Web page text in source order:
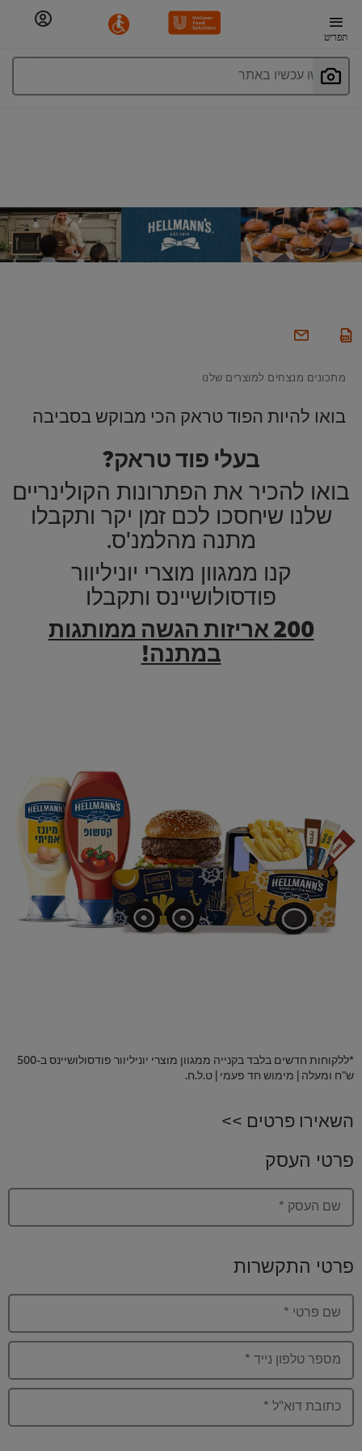
תפריט
חפשו עכשיו באתר
מתכונים מנצחים למוצרים שלנו
בואו להיות הפוד טראק הכי מבוקש בסביבה
בעלי פוד טראק?
בואו להכיר את הפתרונות הקולינריים
שלנו שיחסכו לכם זמן יקר ותקבלו
מתנה מהלמנ'ס.
קנו ממגוון מוצרי יוניליוור
פודסולושיינס ותקבלו
200 אריזות הגשה ממותגות
במתנה!
*ללקוחות חדשים בלבד בקנייה ממגוון מוצרי יוניליוור פודסולושיינס ב-500
ש"ח ומעלה | מימוש חד פעמי | ט.ל.ח.
השאירו פרטים >>
פרטי העסק
שם העסק *
פרטי התקשרות
שם פרטי *
מספר טלפון נייד *
כתובת דוא"ל *